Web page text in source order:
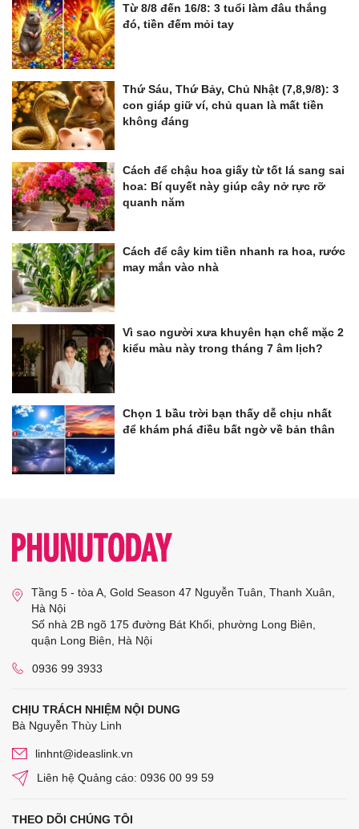
Từ 8/8 đến 16/8: 3 tuổi làm đâu thắng
đó, tiền đếm mỏi tay
Thứ Sáu, Thứ Bảy, Chủ Nhật (7,8,9/8): 3
con giáp giữ ví, chủ quan là mất tiền
không đáng
Cách để chậu hoa giấy từ tốt lá sang sai
hoa: Bí quyết này giúp cây nở rực rỡ
quanh năm
Cách để cây kim tiền nhanh ra hoa, rước
may mắn vào nhà
Vì sao người xưa khuyên hạn chế mặc 2
kiểu màu này trong tháng 7 âm lịch?
Chọn 1 bầu trời bạn thấy dễ chịu nhất
để khám phá điều bất ngờ về bản thân
Tầng 5 - tòa A, Gold Season 47 Nguyễn Tuân, Thanh Xuân,
Hà Nội
Số nhà 2B ngõ 175 đường Bát Khối, phường Long Biên,
quận Long Biên, Hà Nội
0936 99 3933
CHỊU TRÁCH NHIỆM NỘI DUNG
Bà Nguyễn Thùy Linh
linhnt@ideaslink.vn
Liên hệ Quảng cáo: 0936 00 99 59
THEO DÕI CHÚNG TÔI